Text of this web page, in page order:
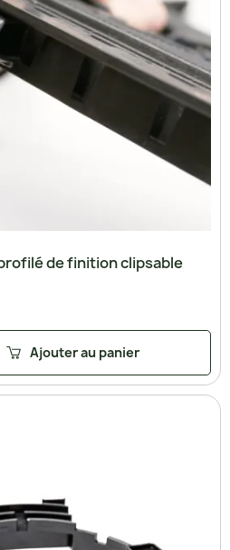
de finition clipsable
Ajouter au panier